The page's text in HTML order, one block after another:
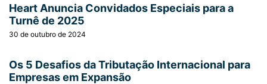
Heart Anuncia Convidados Especiais para a
Turnê de 2025
30 de outubro de 2024
Os 5 Desafios da Tributação Internacional para
Empresas em Expansão